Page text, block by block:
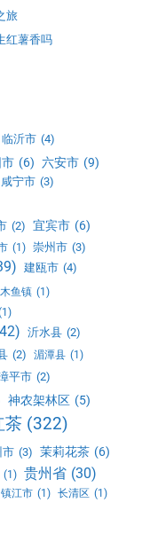
旅
红薯香吗
临沂市 (4)
(6) 六安市 (9)
咸宁市 (3)
(2) 宜宾市 (6)
(1) 崇州市 (3)
建瓯市 (4)
木鱼镇 (1)
沂水县 (2)
(2) 湄潭县 (1)
平市 (2)
神农架林区 (5)
茶 (322)
市 (3) 茉莉花茶 (6)
(1) 贵州省 (30)
镇江市 (1) 长清区 (1)